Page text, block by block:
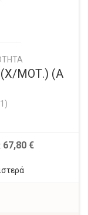
ΜΟΤ.) (Α
67,80 €